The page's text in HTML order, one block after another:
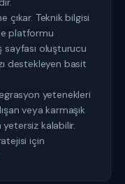
çıkar. Teknik bilgisi
platformu
sayfası oluşturucu
destekleyen basit
yetenekleri
veya karmaşık
kalabilir.
için